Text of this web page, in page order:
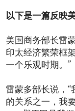
以下是一篇反映
美国商务部长雷
印太经济繁荣框
一个乐观时期。”
雷蒙多部长说，
的关系之一，我